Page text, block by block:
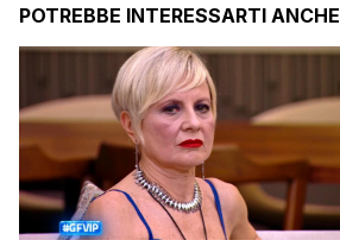
POTREBBE INTERESSARTI ANCHE